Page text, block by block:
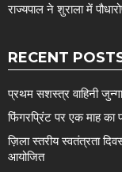
राज्यपाल ने शुराला में
RECENT
प्रथम सशस्त्र वाहिनी जुन्गा
फिंगरप्रिंट पर एक माह
ज़िला स्तरीय स्वतंत्रता
आयोजित